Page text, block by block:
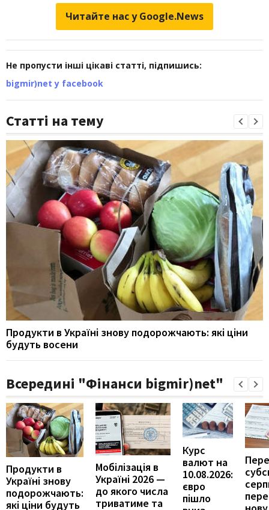
Читайте нас у Google.News
Не пропусти інші цікаві статті, підпишись:
bigmir)net у facebook
Статті на тему
Продукти в Україні знову подорожчають: які ціни
будуть восени
Всередині "Фінанси bigmir)net"
Продукти в
Україні знову
подорожчають:
які ціни будуть
Мобілізація в
Україні 2026 —
до якого числа
триватиме та
Курс
валют на
10.08.2026:
євро
пішло